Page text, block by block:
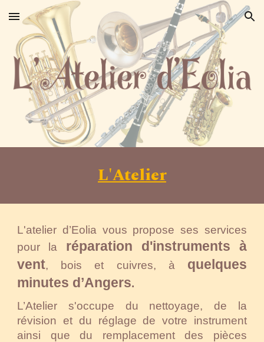
Skip to main content Skip to navigation
L'Atelier
L'atelier d’Eolia vous propose ses services
pour la réparation d'instruments à
vent, bois et cuivres, à quelques
minutes d’Angers.
L’Atelier s'occupe du nettoyage, de la
révision et du réglage de votre instrument
ainsi que du remplacement des pièces